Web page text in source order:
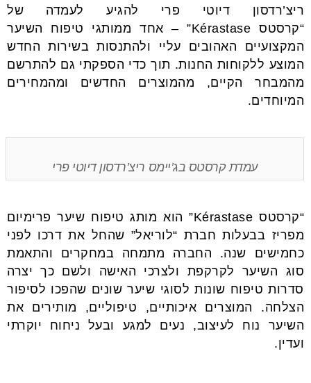
ריצ’רדסון דיוטי פרי להגיע לעמדה של
“קרסטס Kérastase” – אחד ממותגי טיפוח השיער
המקצועיים האהובים עליי ולהתנסות בשירות החדש
המוצע ללקוחות החנות. תוך כדי הספקתי גם להתרשם
מהמבחר הקיים, מהמוצרים החדשים ומהמחירים
המיוחדים.
עמדת קרסטס בג’יימס ריצ’רדסון דיוטי פרי
“קרסטס Kérastase” הוא מותג טיפוח שיער פרימיום
מפריז בבעלות חברת “לוריאל” שהחל את דרכו לפני
כחמישים שנה. החברה מתמחה במחקרים והתאמת
סוג השיער לקרקפת ולצרכי האישה ולשם כך יצרה
סדרות טיפוח שונות לסוגי שיער שונים שהפכו לסיפור
הצלחה. המוצרים איכותיים, טיפוליים, מותירים את
השיער נוח לעיצוב, נעים למגע ובעל ניחוח יוקרתי
ועדין.